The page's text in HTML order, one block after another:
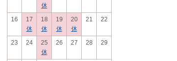
休
16
17
休
18
休
19
休
20
休
21 22
23 24
25
休
26 27 28 29